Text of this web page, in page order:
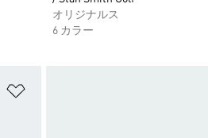
オリジナルス
6 カラー